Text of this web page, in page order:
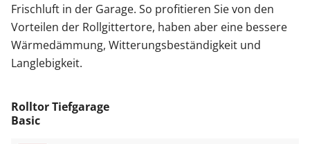
Frischluft in der Garage. So profitieren Sie von den
Vorteilen der Rollgittertore, haben aber eine bessere
Wärmedämmung, Witterungsbeständigkeit und
Langlebigkeit.
Rolltor Tiefgarage
Basic